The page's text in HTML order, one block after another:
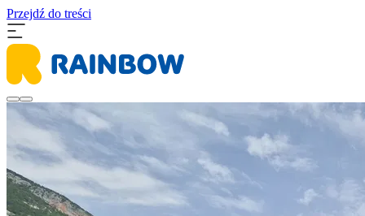
Przejdź do treści